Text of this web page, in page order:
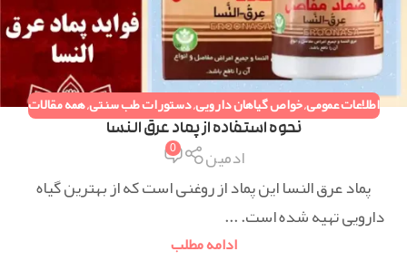
اطلاعات عمومی,خواص گیاهان دارویی,دستورات طب سنتی,همه مقالات
نحوه استفاده از پماد عرق النسا
ادمین 0
پماد عرق النسا این پماد از روغنی است که از بهترین گیاه
دارویی تهیه شده است. ...
ادامه مطلب